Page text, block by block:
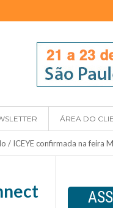
ÁREA DO
/ ICEYE confirmada na feira